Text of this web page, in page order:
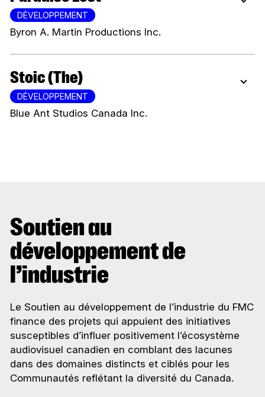
DÉVELOPPEMENT
Byron A. Martin Productions Inc.
Stoic (The)
DÉVELOPPEMENT
Blue Ant Studios Canada Inc.
Soutien au
développement de
l’industrie
Le Soutien au développement de l’industrie du FMC
finance des projets qui appuient des initiatives
susceptibles d’influer positivement l’écosystème
audiovisuel canadien en comblant des lacunes
dans des domaines distincts et ciblés pour les
Communautés reflétant la diversité du Canada.